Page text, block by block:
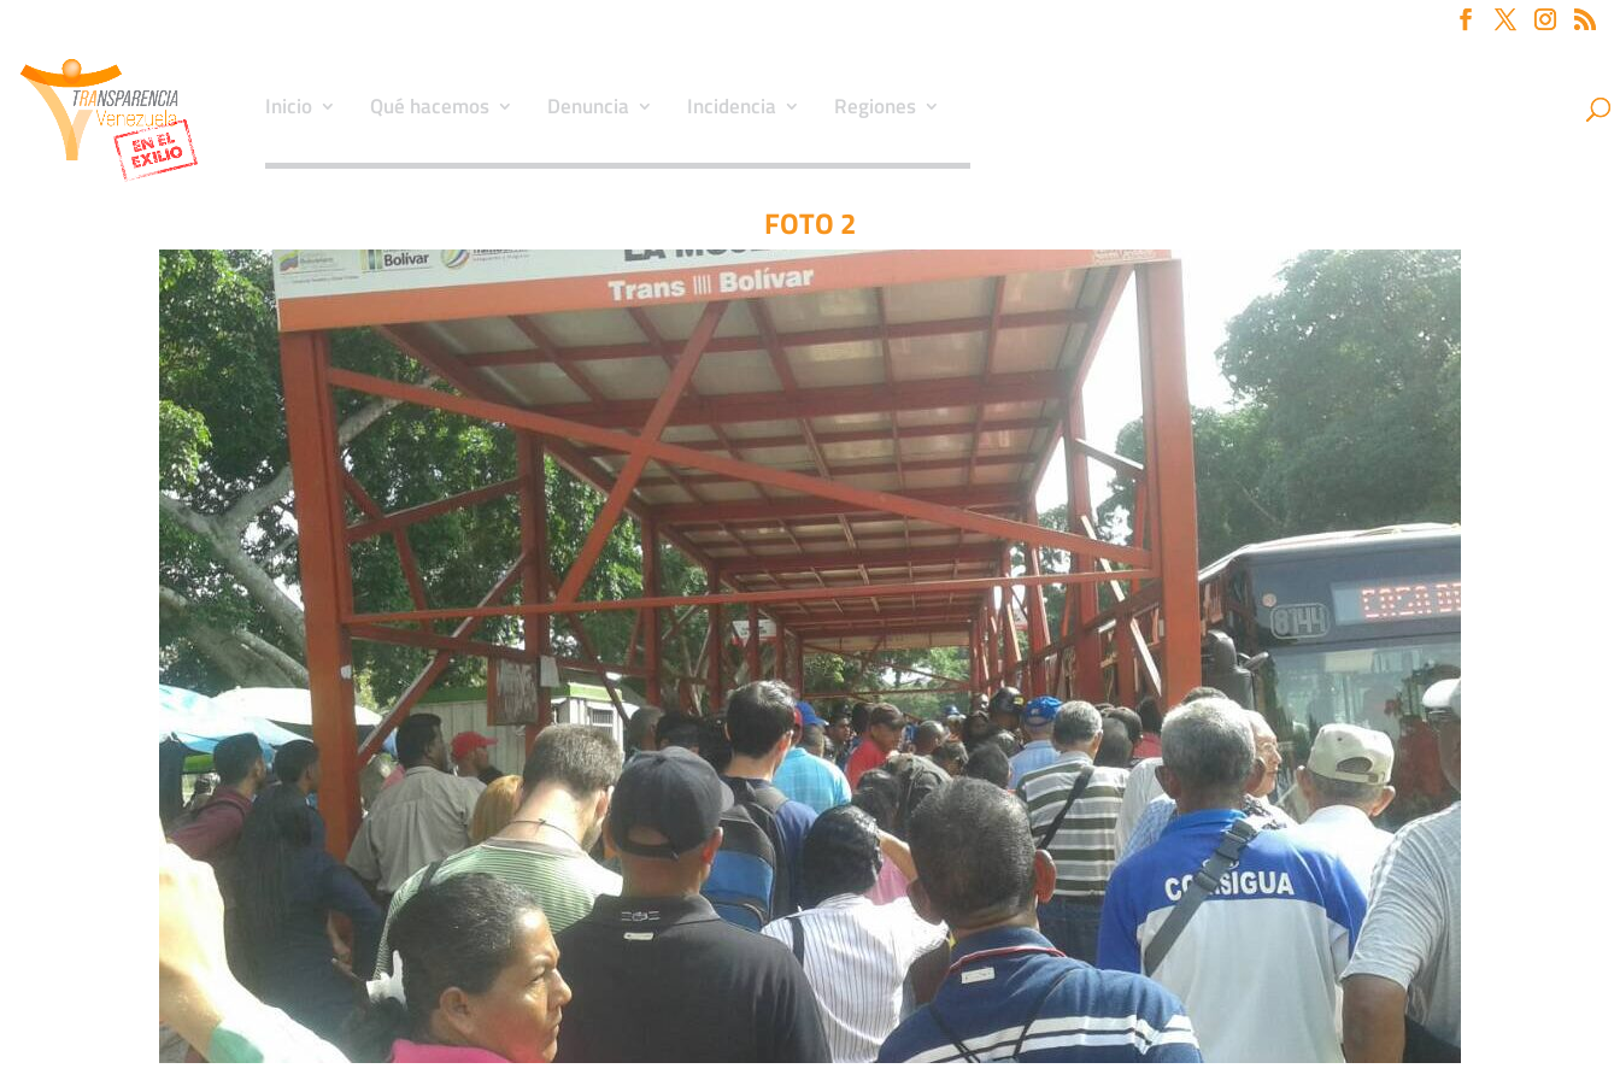
Inicio Qué hacemos Denuncia Incidencia Regiones
FOTO 2